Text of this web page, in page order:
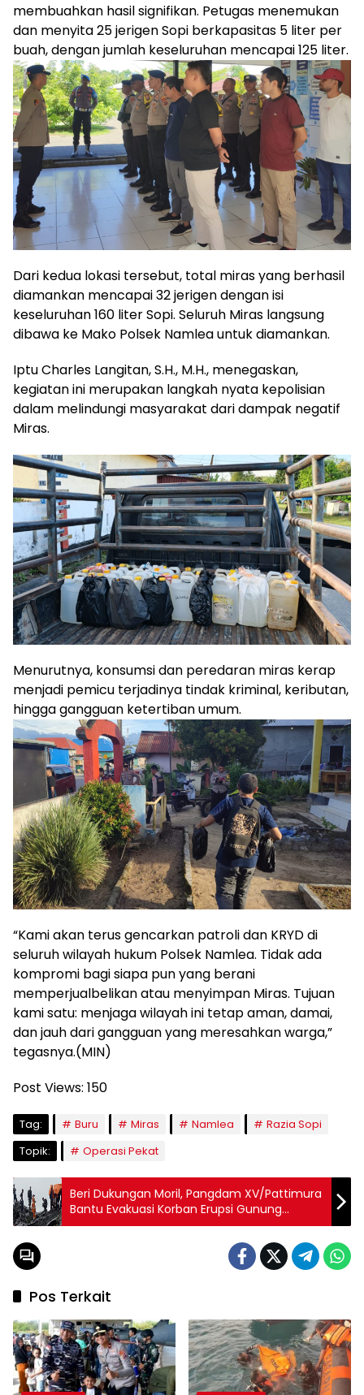
membuahkan hasil signifikan. Petugas menemukan
dan menyita 25 jerigen Sopi berkapasitas 5 liter per
buah, dengan jumlah keseluruhan mencapai 125 liter.
Dari kedua lokasi tersebut, total miras yang berhasil
diamankan mencapai 32 jerigen dengan isi
keseluruhan 160 liter Sopi. Seluruh Miras langsung
dibawa ke Mako Polsek Namlea untuk diamankan.
Iptu Charles Langitan, S.H., M.H., menegaskan,
kegiatan ini merupakan langkah nyata kepolisian
dalam melindungi masyarakat dari dampak negatif
Miras.
Menurutnya, konsumsi dan peredaran miras kerap
menjadi pemicu terjadinya tindak kriminal, keributan,
hingga gangguan ketertiban umum.
“Kami akan terus gencarkan patroli dan KRYD di
seluruh wilayah hukum Polsek Namlea. Tidak ada
kompromi bagi siapa pun yang berani
memperjualbelikan atau menyimpan Miras. Tujuan
kami satu: menjaga wilayah ini tetap aman, damai,
dan jauh dari gangguan yang meresahkan warga,”
tegasnya.(MIN)
Post Views: 150
Tag: Buru Miras Namlea
Razia Sopi
Topik:
Operasi Pekat
Beri Dukungan Moril, Pangdam XV/Pattimura
Bantu Evakuasi Korban Erupsi Gunung
Dukono
Pos Terkait